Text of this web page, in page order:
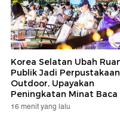
Korea Selatan Ubah
Publik Jadi Perpustakaan
Outdoor, Upayakan
Peningkatan Minat Baca
16 menit yang lalu